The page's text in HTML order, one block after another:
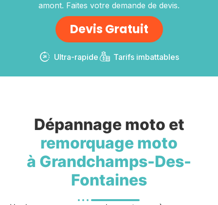
amont. Faites votre demande de devis.
Devis Gratuit
Ultra-rapide Tarifs imbattables
Dépannage moto et
remorquage moto
à Grandchamps-Des-
Fontaines